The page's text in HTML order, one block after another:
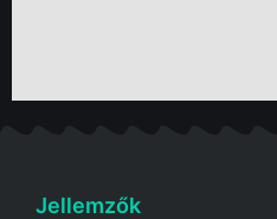
Jellemzők